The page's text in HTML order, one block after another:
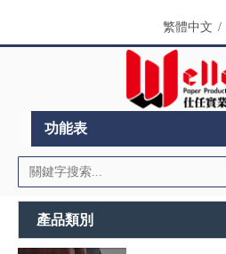
繁體中文 /
功能表
產品類別